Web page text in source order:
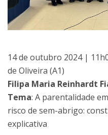
14 de outubro 2024 |
de Oliveira (A1)
Filipa Maria Reinhardt
Tema: A parentalidade
risco de sem-abrigo:
explicativa